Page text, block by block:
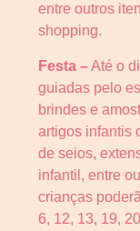
entre outros
shopping.
Festa –Até o
guiadas pelo
brindes e
artigos infantis
de seios,
infantil, entre
crianças
6, 12, 13, 19,